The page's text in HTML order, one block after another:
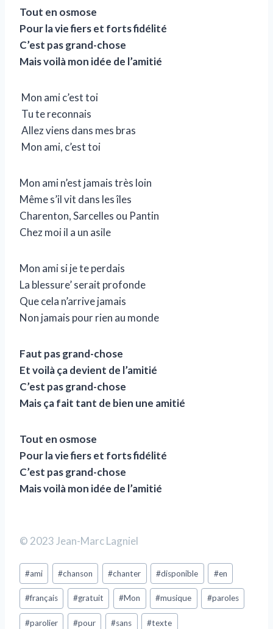
Tout en osmose
Pour la vie fiers et forts fidélité
C’est pas grand-chose
Mais voilà mon idée de l’amitié
Mon ami c’est toi
Tu te reconnais
Allez viens dans mes bras
Mon ami, c’est toi
Mon ami n’est jamais très loin
Même s’il vit dans les îles
Charenton, Sarcelles ou Pantin
Chez moi il a un asile
Mon ami si je te perdais
La blessure’ serait profonde
Que cela n’arrive jamais
Non jamais pour rien au monde
Faut pas grand-chose
Et voilà ça devient de l’amitié
C’est pas grand-chose
Mais ça fait tant de bien une amitié
Tout en osmose
Pour la vie fiers et forts fidélité
C’est pas grand-chose
Mais voilà mon idée de l’amitié
© 2023 Jean-Marc Lagniel
#ami #chanson #chanter #disponible #en
#français #gratuit #Mon #musique #paroles
#parolier #pour #sans #texte